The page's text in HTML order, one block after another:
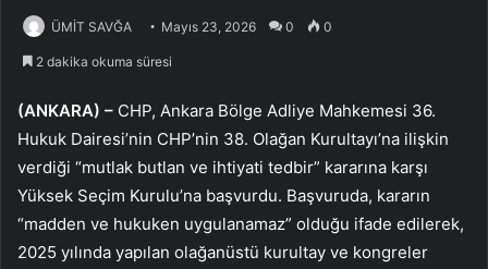
ÜMİT SAVĞA Mayıs 23, 2026 0 0
2 dakika okuma süresi
(ANKARA) – CHP, Ankara Bölge Adliye Mahkemesi 36.
Hukuk Dairesi’nin CHP’nin 38. Olağan Kurultayı’na ilişkin
verdiği “mutlak butlan ve ihtiyati tedbir” kararına karşı
Yüksek Seçim Kurulu’na başvurdu. Başvuruda, kararın
“madden ve hukuken uygulanamaz” olduğu ifade edilerek,
2025 yılında yapılan olağanüstü kurultay ve kongreler